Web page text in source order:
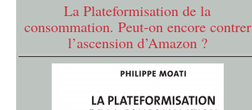
La Plateformisation de la
consommation. Peut-on encore contrer
l’ascension d’Amazon ?